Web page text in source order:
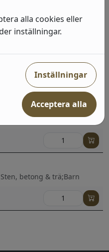
& Grafiska
betong & trä
& trä
betong & trä;Barn
alla cookies eller
inställningar.
Inställningar
Acceptera alla